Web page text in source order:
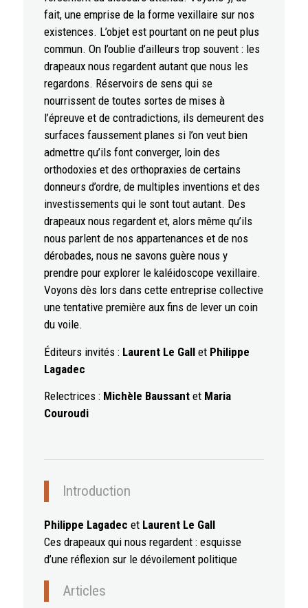
fait, une emprise de la forme vexillaire sur nos
existences. L’objet est pourtant on ne peut plus
commun. On l’oublie d’ailleurs trop souvent : les
drapeaux nous regardent autant que nous les
regardons. Réservoirs de sens qui se
nourrissent de toutes sortes de mises à
l’épreuve et de contradictions, ils demeurent des
surfaces faussement planes si l’on veut bien
admettre qu’ils font converger, loin des
orthodoxies et des orthopraxies de certains
donneurs d’ordre, de multiples inventions et des
investissements qui le sont tout autant. Des
drapeaux nous regardent et, alors même qu’ils
nous parlent de nos appartenances et de nos
dérobades, nous ne savons guère nous y
prendre pour explorer le kaléidoscope vexillaire.
Voyons dès lors dans cette entreprise collective
une tentative première aux fins de lever un coin
du voile.
Éditeurs invités : Laurent Le Gall etPhilippe
Lagadec
Relectrices : Michèle Baussantet Maria
Couroudi
Introduction
Philippe Lagadec et Laurent Le Gall
Ces drapeaux qui nous regardent : esquisse
d’une réflexion sur le dévoilement politique
Articles